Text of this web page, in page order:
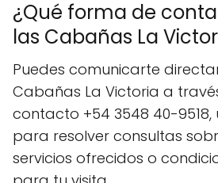
¿Qué forma de
las Cabañas La
Puedes comunicarte
Cabañas La Victoria a
contacto +54 3548 40-
para resolver consultas
servicios ofrecidos o